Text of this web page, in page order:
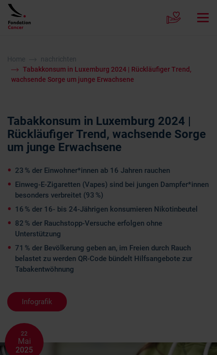
Home
nachrichten
Tabakkonsum in Luxemburg 2024 | Rückläufiger Trend,
wachsende Sorge um junge Erwachsene
Tabakkonsum in Luxemburg 2024 |
Rückläufiger Trend, wachsende Sorge
um junge Erwachsene
23 % der Einwohner*innen ab 16 Jahren rauchen
Einweg-E-Zigaretten (Vapes) sind bei jungen Dampfer*innen
besonders verbreitet (93 %)
16 % der 16- bis 24-Jährigen konsumieren Nikotinbeutel
82 % der Rauchstopp-Versuche erfolgen ohne
Unterstützung
71 % der Bevölkerung geben an, im Freien durch Rauch
belastet zu werden QR-Code bündelt Hilfsangebote zur
Tabakentwöhnung
Infografik
22
Mai
2025